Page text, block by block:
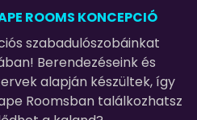
ROOMS KONCEPCIÓ
szabadulószobáinkat
Berendezéseink és
alapján készültek, így
Roomsban találkozhatsz